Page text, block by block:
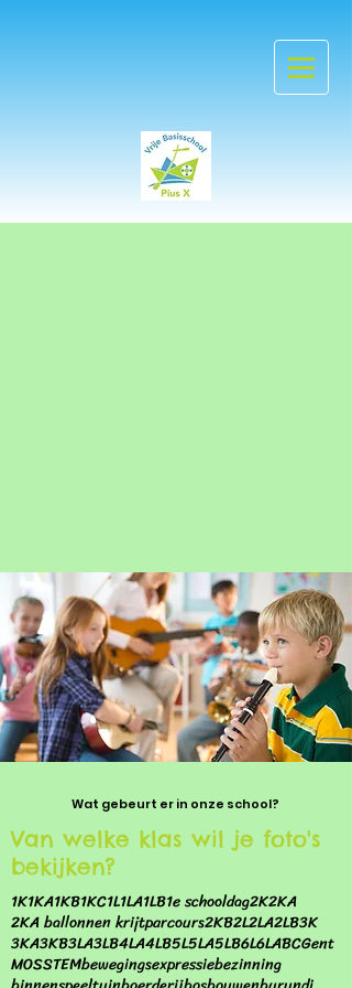
Wat gebeurt er in onze school?
Van welke klas wil je foto's
bekijken?
1K1KA1KB1KC1L1LA1LB1e schooldag2K2KA
2KA ballonnen krijtparcours2KB2L2LA2LB3K
3KA3KB3LA3LB4LA4LB5L5LA5LB6L6LABCGent
MOSSTEMbewegingsexpressiebezinning